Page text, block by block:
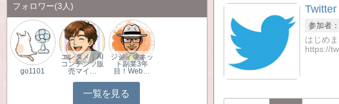
Twitter
参加者
はじめ
https://
フォロワー(3人)
go1101
エンタメ｜AI
コンテンツ販
売マイ…
ジジィ＠ネッ
ト副業3年
目！Web…
一覧を見る